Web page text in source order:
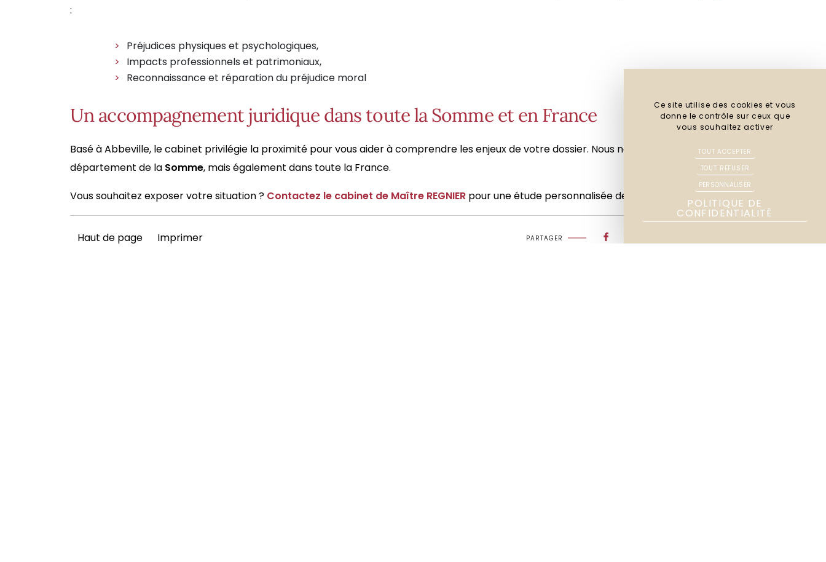
:
Préjudices physiques et psychologiques,
Impacts professionnels et patrimoniaux,
Reconnaissance et réparation du préjudice moral
Un accompagnement juridique dans toute la Somme et en France
Basé à Abbeville, le cabinet privilégie la proximité pour vous aider à comprendre les enjeux de votre dossier. Nous nous déplaçons dans tout le
département de la Somme, mais également dans toute la France.
Vous souhaitez exposer votre situation ? Contactez le cabinet de Maître REGNIER pour une étude personnalisée de votre dossier.
Haut de page Imprimer PARTAGER
Ce site utilise des cookies et vous
donne le contrôle sur ceux que
vous souhaitez activer
TOUT ACCEPTER
TOUT REFUSER
PERSONNALISER
POLITIQUE DE
CONFIDENTIALITÉ